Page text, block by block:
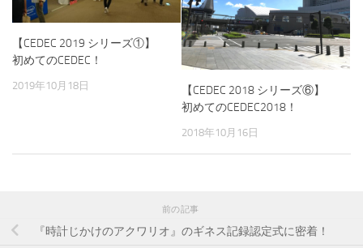
【CEDEC 2019 シリーズ①】
初めてのCEDEC！
2019年10月18日
【CEDEC 2018 シリーズ⑥】
初めてのCEDEC2018！
2018年10月16日
前の記事
『時計じかけのアクワリオ』のギネス記録認定式に密着！